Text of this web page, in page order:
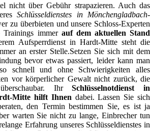
nicht über Gebühr strapazieren. Auch das
Schlüsseldienstes in Mönchengladbach-
zu überbieten und unsere Schloss-Experten
Trainings immer auf dem aktuellen Stand
Aufsperrdienst in Hardt-Mitte steht die
an erster Stelle.Setzen Sie sich mit dem
bevor etwas passiert, leider kann man
schnell und ohne Schwierigkeiten alles
vor körperlicher Gewalt nicht zurück, die
IhrSchlüsselnotdienst in
Mitte hilft Ihnen dabei. Lassen Sie sich
den Termin bestimmen Sie, es ist ja
warten Sie nicht zu lange, Einbrecher tun
Erfahrung unseres Schlüsseldienstes in